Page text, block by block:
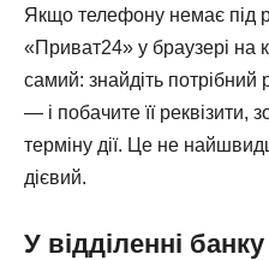
Якщо телефону немає під
«Приват24» у браузері на
самий: знайдіть потрібний
— і побачите її реквізити,
терміну дії. Це не
дієвий.
У відділенні банку